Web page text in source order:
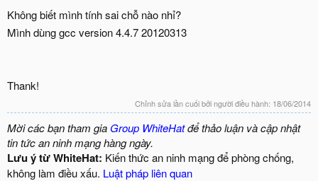
Không biết mình tính sai chỗ nào nhỉ?
Mình dùng gcc version 4.4.7 20120313
Thank!
Chỉnh sửa lần cuối bởi người điều hành: 18/06/2014
Mời các bạn tham gia Group WhiteHatđể thảo luận và cập nhật
tin tức an ninh mạng hàng ngày.
Lưu ý từ WhiteHat: Kiến thức an ninh mạng để phòng chống,
không làm điều xấu. Luật pháp liên quan